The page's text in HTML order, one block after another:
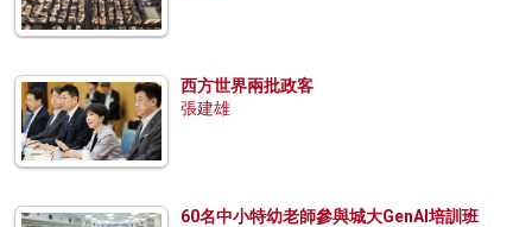
西方世界兩批政客
張建雄
60名中小特幼老師參與城大GenAI培訓班